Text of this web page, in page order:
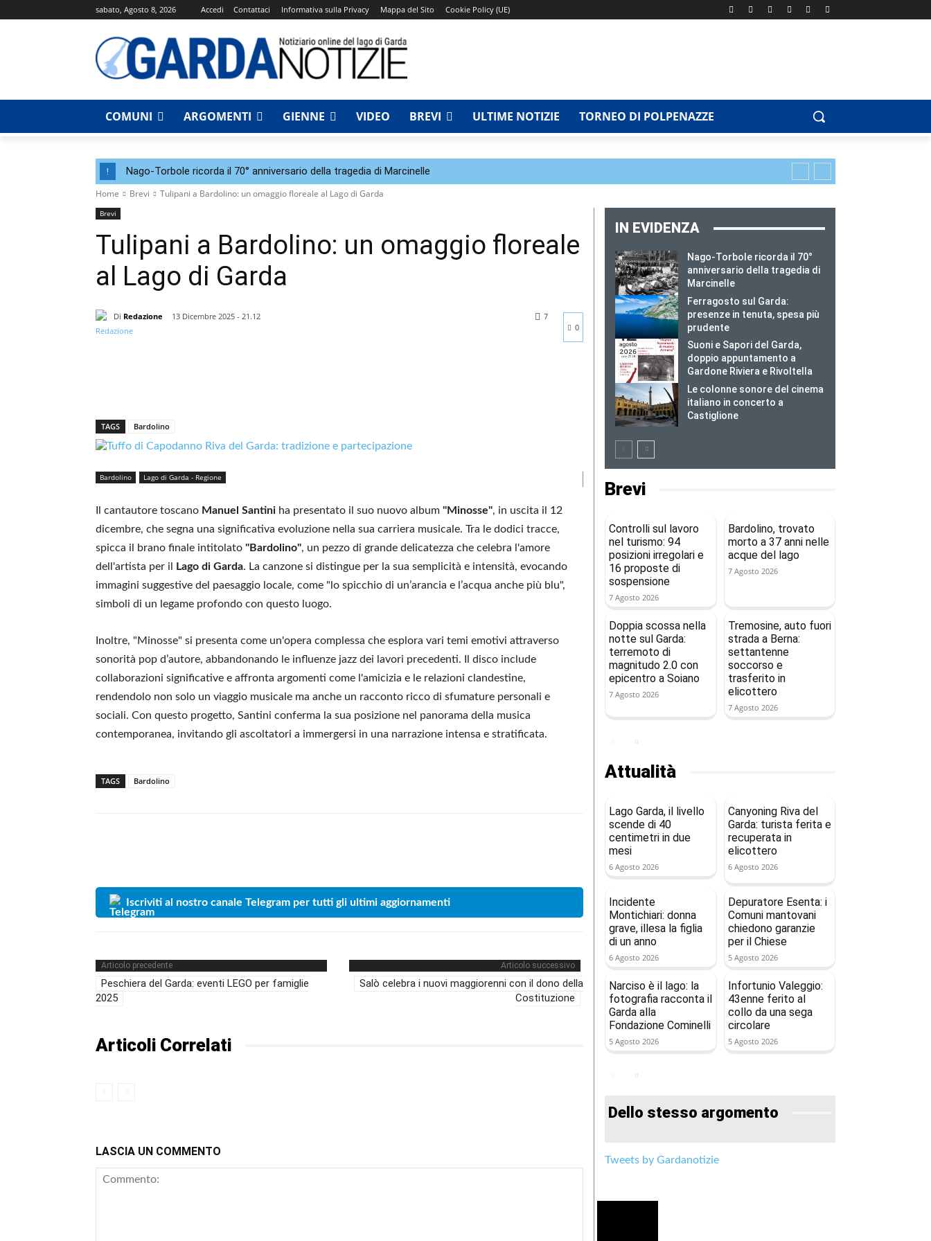
sabato, Agosto 8, 2026 Accedi Contattaci Informativa sulla Privacy Mappa del Sito Cookie Policy (UE)
COMUNI ARGOMENTI GIENNE VIDEO BREVI ULTIME NOTIZIE TORNEO DI POLPENAZZE
! Nago-Torbole ricorda il 70° anniversario della tragedia di Marcinelle
Home Brevi Tulipani a Bardolino: un omaggio floreale al Lago di Garda
Brevi
Tulipani a Bardolino: un omaggio floreale
al Lago di Garda
Di Redazione
13 Dicembre 2025 - 21.12
0
7
TAGS Bardolino
Bardolino Lago di Garda - Regione
Il cantautore toscano Manuel Santini ha presentato il suo nuovo album "Minosse", in uscita il 12
dicembre, che segna una significativa evoluzione nella sua carriera musicale. Tra le dodici tracce,
spicca il brano finale intitolato "Bardolino", un pezzo di grande delicatezza che celebra l'amore
dell'artista per il
Lago di Garda. La canzone si distingue per la sua semplicità e intensità, evocando
immagini suggestive del paesaggio locale, come "lo spicchio di un’arancia e l’acqua anche più blu",
simboli di un legame profondo con questo luogo.
Inoltre, "Minosse" si presenta come un'opera complessa che esplora vari temi emotivi attraverso
sonorità pop d’autore, abbandonando le influenze jazz dei lavori precedenti. Il disco include
collaborazioni significative e affronta argomenti come l'amicizia e le relazioni clandestine,
rendendolo non solo un viaggio musicale ma anche un racconto ricco di sfumature personali e
sociali. Con questo progetto, Santini conferma la sua posizione nel panorama della musica
contemporanea, invitando gli ascoltatori a immergersi in una narrazione intensa e stratificata.
TAGS Bardolino
Iscriviti al nostro canale Telegram per tutti gli ultimi aggiornamenti
Articolo precedente
Peschiera del Garda: eventi LEGO per famiglie
2025
Articolo successivo
Salò celebra i nuovi maggiorenni con il dono della
Costituzione
Articoli Correlati
LASCIA UN COMMENTO
IN EVIDENZA
Nago-Torbole ricorda il 70°
anniversario della tragedia di
Marcinelle
Ferragosto sul Garda:
presenze in tenuta, spesa più
prudente
Suoni e Sapori del Garda,
doppio appuntamento a
Gardone Riviera e Rivoltella
Le colonne sonore del cinema
italiano in concerto a
Castiglione
Brevi
Controlli sul lavoro
nel turismo: 94
posizioni irregolari e
16 proposte di
sospensione
7 Agosto 2026
Bardolino, trovato
morto a 37 anni nelle
acque del lago
7 Agosto 2026
Doppia scossa nella
notte sul Garda:
terremoto di
magnitudo 2.0 con
epicentro a Soiano
7 Agosto 2026
Tremosine, auto fuori
strada a Berna:
settantenne
soccorso e
trasferito in
elicottero
7 Agosto 2026
Attualità
Lago Garda, il livello
scende di 40
centimetri in due
mesi
6 Agosto 2026
Canyoning Riva del
Garda: turista ferita e
recuperata in
elicottero
6 Agosto 2026
Incidente
Montichiari: donna
grave, illesa la figlia
di un anno
6 Agosto 2026
Depuratore Esenta: i
Comuni mantovani
chiedono garanzie
per il Chiese
5 Agosto 2026
Narciso è il lago: la
fotografia racconta il
Garda alla
Fondazione Cominelli
5 Agosto 2026
Infortunio Valeggio:
43enne ferito al
collo da una sega
circolare
5 Agosto 2026
Dello stesso argomento
Tweets by Gardanotizie